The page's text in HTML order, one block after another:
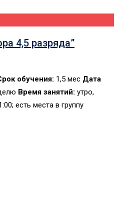
4,5 разряда”
обучения: 1,5 мес Дата
Время занятий: утро,
есть места в группу